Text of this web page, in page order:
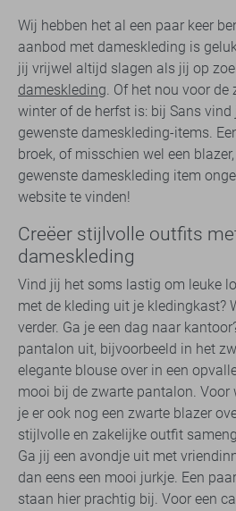
Wij hebben het al een paar keer
aanbod met dameskleding is
jij vrijwel altijd slagen als jij op
dameskleding. Of het nou voor de
winter of de herfst is: bij Sans
gewenste dameskleding-items.
broek, of misschien wel een
gewenste dameskleding item
website te vinden!
Creëer stijlvolle outfits
dameskleding
Vind jij het soms lastig om leuke
met de kleding uit je kledingkast?
verder. Ga je een dag naar
pantalon uit, bijvoorbeeld in het
elegante blouse over in een
mooi bij de zwarte pantalon. Voor
je er ook nog een zwarte blazer
stijlvolle en zakelijke outfit
Ga jij een avondje uit met
dan eens een mooi jurkje. Een
staan hier prachtig bij. Voor een